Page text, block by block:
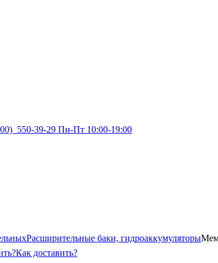
550-39-29 Пн-Пт 10:00-19:00
Расширительные баки, гидроаккумуляторы
Как доставить?